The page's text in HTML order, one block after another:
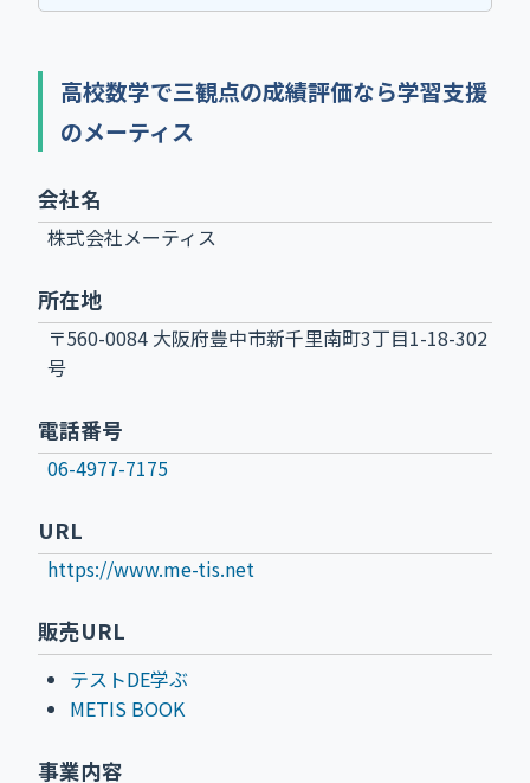
高校数学で三観点の成績評価なら学習支援
のメーティス
会社名
株式会社メーティス
所在地
〒560-0084 大阪府豊中市新千里南町3丁目1-18-302
号
電話番号
06-4977-7175
URL
https://www.me-tis.net
販売URL
テストDE学ぶ
METIS BOOK
事業内容